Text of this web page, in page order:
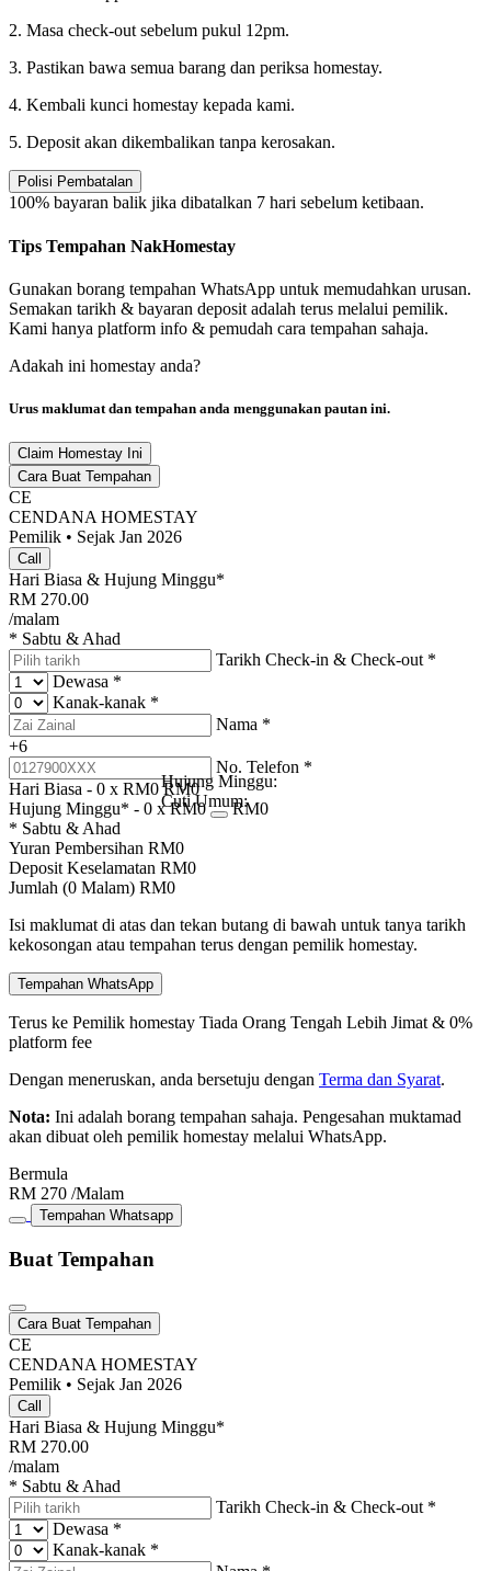
2. Masa check-out sebelum pukul 12pm.
3. Pastikan bawa semua barang dan periksa homestay.
4. Kembali kunci homestay kepada kami.
5. Deposit akan dikembalikan tanpa kerosakan.
Polisi Pembatalan
100% bayaran balik jika dibatalkan 7 hari sebelum ketibaan.
Tips Tempahan NakHomestay
Gunakan borang tempahan WhatsApp untuk memudahkan urusan.
Semakan tarikh & bayaran deposit adalah terus melalui pemilik.
Kami hanya platform info & pemudah cara tempahan sahaja.
Adakah ini homestay anda?
Urus maklumat dan tempahan anda menggunakan pautan ini.
Claim Homestay Ini
Cara Buat Tempahan
CE
CENDANA HOMESTAY
Pemilik • Sejak Jan 2026
Call
Hari Biasa & Hujung Minggu*
RM 270.00
/malam
* Sabtu & Ahad
Tarikh Check-in & Check-out *
Dewasa *
Kanak-kanak *
Nama *
+6
No. Telefon *
Hari Biasa - 0 x RM0 RM0
Hujung Minggu* - 0 x RM0
Hujung Minggu:
Cuti Umum:RM0
* Sabtu & Ahad
Yuran Pembersihan RM0
Deposit Keselamatan RM0
Jumlah (0 Malam) RM0
Isi maklumat di atas dan tekan butang di bawah untuk tanya tarikh
kekosongan atau tempahan terus dengan pemilik homestay.
Tempahan WhatsApp
Terus ke Pemilik homestay Tiada Orang Tengah Lebih Jimat & 0%
platform fee
Dengan meneruskan, anda bersetuju dengan Terma dan Syarat.
Nota: Ini adalah borang tempahan sahaja. Pengesahan muktamad
akan dibuat oleh pemilik homestay melalui WhatsApp.
Bermula
RM 270 /Malam
Tempahan Whatsapp
Buat Tempahan
Cara Buat Tempahan
CE
CENDANA HOMESTAY
Pemilik • Sejak Jan 2026
Call
Hari Biasa & Hujung Minggu*
RM 270.00
/malam
* Sabtu & Ahad
Tarikh Check-in & Check-out *
Dewasa *
Kanak-kanak *